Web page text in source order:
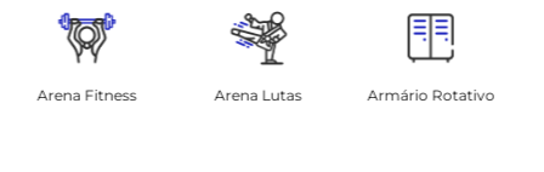
Arena Lutas Armário Rotativo Espaço B-Cross